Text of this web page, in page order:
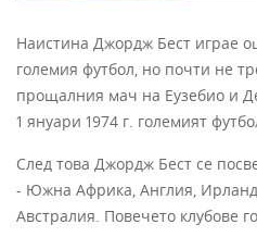
Наистина Джордж Бест играе
големия футбол, но почти не
прощалния мач на Еузебио и
1 януари 1974 г. големият
След това Джордж Бест се
- Южна Африка, Англия,
Австралия. Повечето клубове